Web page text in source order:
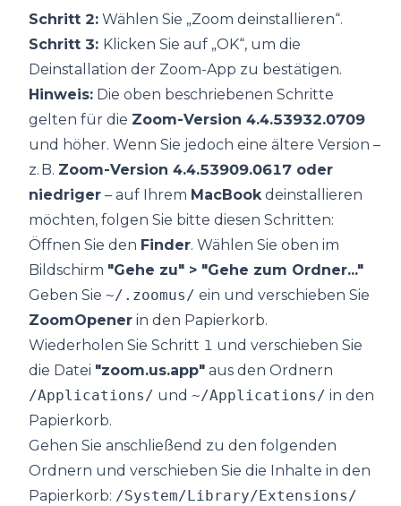
Schritt 2: Wählen Sie „Zoom deinstallieren“.
Schritt 3: Klicken Sie auf „OK“, um die
Deinstallation der Zoom-App zu bestätigen.
Hinweis: Die oben beschriebenen Schritte
gelten für die Zoom-Version 4.4.53932.0709
und höher. Wenn Sie jedoch eine ältere Version –
z. B. Zoom-Version 4.4.53909.0617 oder
niedriger – auf Ihrem MacBookdeinstallieren
möchten, folgen Sie bitte diesen Schritten:
Öffnen Sie den Finder. Wählen Sie oben im
Bildschirm "Gehe zu" > "Gehe zum Ordner..."
Geben Sie ~/.zoomus/ ein und verschieben Sie
ZoomOpener in den Papierkorb.
Wiederholen Sie Schritt 1 und verschieben Sie
die Datei "zoom.us.app" aus den Ordnern
/Applications/ und ~/Applications/ in den
Papierkorb.
Gehen Sie anschließend zu den folgenden
Ordnern und verschieben Sie die Inhalte in den
Papierkorb: /System/Library/Extensions/